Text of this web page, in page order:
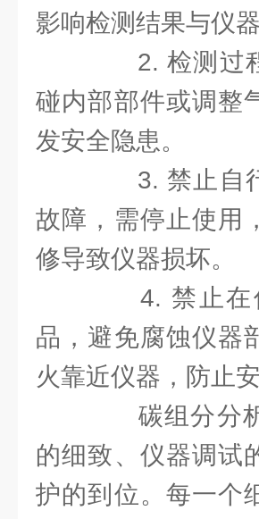
影响检测结果与仪器
2. 检测过程
碰内部部件或调整
发安全隐患。
3. 禁止自行
故障，需停止使用
修导致仪器损坏。
4. 禁止在仪
品，避免腐蚀仪器
火靠近仪器，防止
碳组分分析
的细致、仪器调试
护的到位。每一个